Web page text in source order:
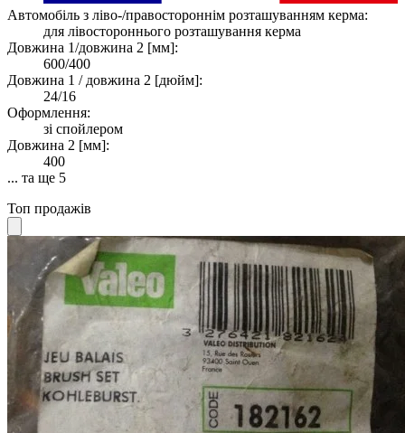
Автомобіль з ліво-/правостороннім розташуванням керма:
для лівостороннього розташування керма
Довжина 1/довжина 2 [мм]:
600/400
Довжина 1 / довжина 2 [дюйм]:
24/16
Оформлення:
зі спойлером
Довжина 2 [мм]:
400
... та ще 5
Топ продажів